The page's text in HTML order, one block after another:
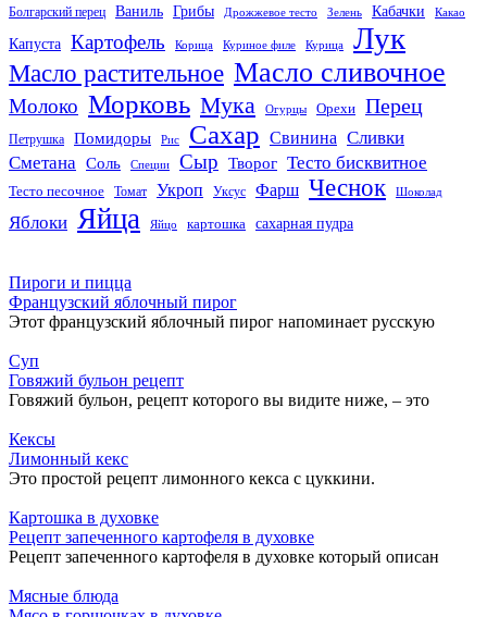
Болгарский перец Ваниль Грибы Дрожжевое тесто Зелень Кабачки Какао
Капуста Картофель Корица Куриное филе Курица Лук
Масло растительное Масло сливочное
Молоко Морковь Мука Огурцы Орехи Перец
Петрушка Помидоры Рис Сахар Свинина Сливки
Сметана Соль Специи Сыр Творог Тесто бисквитное
Тесто песочное Томат Укроп Уксус Фарш Чеснок Шоколад
Яблоки Яйца Яйцо картошка сахарная пудра
Пироги и пицца
Французский яблочный пирог
Этот французский яблочный пирог напоминает русскую
Суп
Говяжий бульон рецепт
Говяжий бульон, рецепт которого вы видите ниже, – это
Кексы
Лимонный кекс
Это простой рецепт лимонного кекса с цуккини.
Картошка в духовке
Рецепт запеченного картофеля в духовке
Рецепт запеченного картофеля в духовке который описан
Мясные блюда